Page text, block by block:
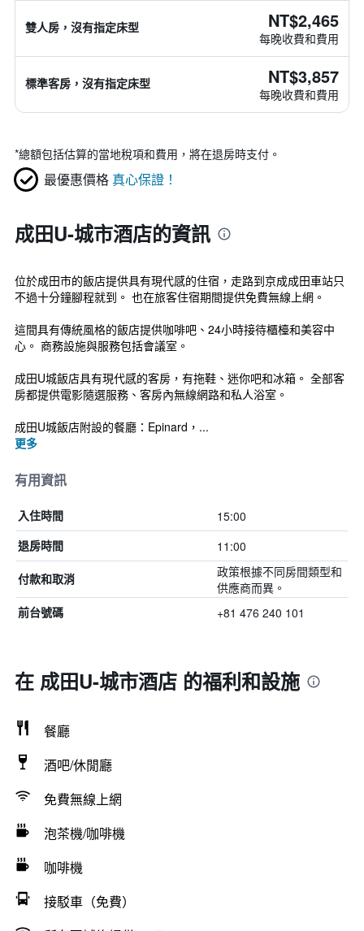
雙人房，沒有指定床型 NT$2,465
每晚收費和費用
標準客房，沒有指定床型 NT$3,857
每晚收費和費用
*總額包括估算的當地稅項和費用，將在退房時支付。
最優惠價格 真心保證！
成田U-城市酒店的資訊
位於成田市的飯店提供具有現代感的住宿，走路到京成成田車站只
不過十分鐘腳程就到。 也在旅客住宿期間提供免費無線上網。
這間具有傳統風格的飯店提供咖啡吧、24小時接待櫃檯和美容中
心。 商務設施與服務包括會議室。
成田U城飯店具有現代感的客房，有拖鞋、迷你吧和冰箱。 全部客
房都提供電影隨選服務、客房內無線網路和私人浴室。
成田U城飯店附設的餐廳：Epinard，...
更多
有用資訊
入住時間 15:00
退房時間 11:00
付款和取消
政策根據不同房間類型和
供應商而異。
前台號碼 +81 476 240 101
在 成田U-城市酒店 的福利和設施
餐廳
酒吧/休閒廳
免費無線上網
泡茶機/咖啡機
咖啡機
接駁車（免費）